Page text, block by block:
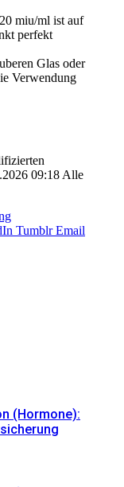
miu/ml ist auf
perfekt
Glas oder
Verwendung
09:18 Alle
Tumblr Email
(Hormone):